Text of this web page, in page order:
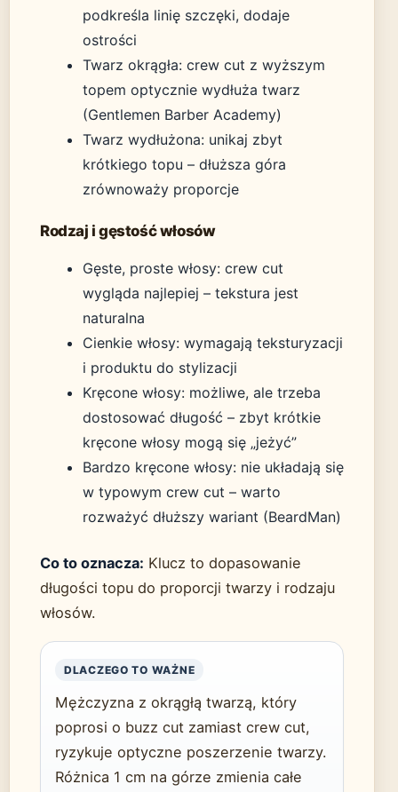
podkreśla linię szczęki, dodaje
ostrości
Twarz okrągła: crew cut z wyższym
topem optycznie wydłuża twarz
(Gentlemen Barber Academy)
Twarz wydłużona: unikaj zbyt
krótkiego topu – dłuższa góra
zrównoważy proporcje
Rodzaj i gęstość włosów
Gęste, proste włosy: crew cut
wygląda najlepiej – tekstura jest
naturalna
Cienkie włosy: wymagają teksturyzacji
i produktu do stylizacji
Kręcone włosy: możliwe, ale trzeba
dostosować długość – zbyt krótkie
kręcone włosy mogą się „jeżyć”
Bardzo kręcone włosy: nie układają się
w typowym crew cut – warto
rozważyć dłuższy wariant (BeardMan)
Co to oznacza: Klucz to dopasowanie
długości topu do proporcji twarzy i rodzaju
włosów.
DLACZEGO TO WAŻNE
Mężczyzna z okrągłą twarzą, który
poprosi o buzz cut zamiast crew cut,
ryzykuje optyczne poszerzenie twarzy.
Różnica 1 cm na górze zmienia całe